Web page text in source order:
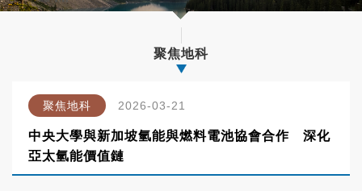
聚焦地科
聚焦地科 2026-03-21
中央大學與新加坡氫能與燃料電池協會合作 深化
亞太氫能價值鏈